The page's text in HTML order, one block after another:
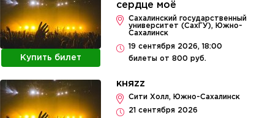
Купить билет
сердце моё
Сахалинский государственный
университет (СахГУ), Южно-
Сахалинск
19 сентября 2026, 18:00
билеты от 800 руб.
княzz
Сити Холл, Южно-Сахалинск
21 сентября 2026